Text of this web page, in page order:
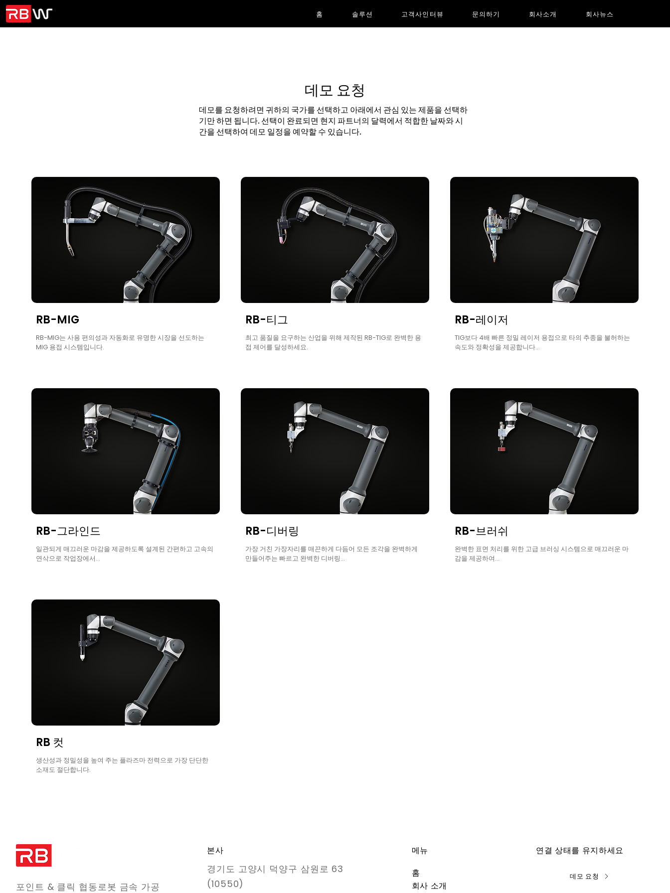
홈 솔루션 고객사인터뷰 문의하기 회사소개 회사뉴스
데모 요청
데모를 요청하려면 귀하의 국가를 선택하고 아래에서 관심 있는 제품을 선택하
기만 하면 됩니다. 선택이 완료되면 현지 파트너의 달력에서 적합한 날짜와 시
간을 선택하여 데모 일정을 예약할 수 있습니다.
RB-MIG
RB-MIG는 사용 편의성과 자동화로 유명한 시장을 선도하는
MIG 용접 시스템입니다.
RB-티그
최고 품질을 요구하는 산업을 위해 제작된 RB-TIG로 완벽한 용
접 제어를 달성하세요.
RB-레이저
TIG보다 4배 빠른 정밀 레이저 용접으로 타의 추종을 불허하는
속도와 정확성을 제공합니다...
RB-그라인드
일관되게 매끄러운 마감을 제공하도록 설계된 간편하고 고속의
연삭으로 작업장에서...
RB-디버링
가장 거친 가장자리를 매끈하게 다듬어 모든 조각을 완벽하게
만들어주는 빠르고 완벽한 디버링...
RB-브러쉬
완벽한 표면 처리를 위한 고급 브러싱 시스템으로 매끄러운 마
감을 제공하여...
RB 컷
생산성과 정밀성을 높여 주는 플라즈마 전력으로 가장 단단한
소재도 절단합니다.
포인트 & 클릭 협동로봇 금속 가공
본사
경기도 고양시 덕양구 삼원로 63
(10550)
메뉴
홈
회사 소개
연결 상태를 유지하세요
데모 요청